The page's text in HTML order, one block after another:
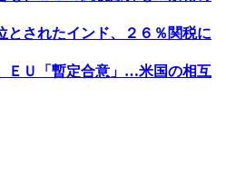
とされたインド、２６％関税に
ＥＵ「暫定合意」…米国の相互